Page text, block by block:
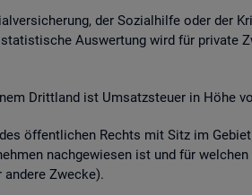
der So­zi­al­hil­fe oder der
Aus­wer­tung wird für pri­va­te
Dritt­land ist Um­satz­steu­er in Höhe
öf­fent­li­chen Rechts mit Sitz im
nach­ge­wie­sen ist und für
Zwe­cke).